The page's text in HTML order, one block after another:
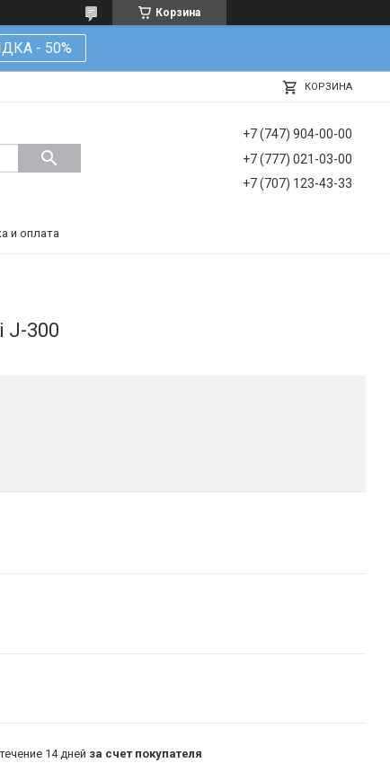
Корзина
- 50%
КОРЗИНА
+7 (747) 904-00-00
+7 (777) 021-03-00
+7 (707) 123-43-33
и оплата
J-300
14 дней за счет покупателя